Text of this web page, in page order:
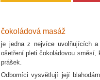
čokoládová masáž
je jedna z nejvíce uvolňujících
ošetření pleti čokoládovou směsí,
prášek.
Odborníci vysvětlují její